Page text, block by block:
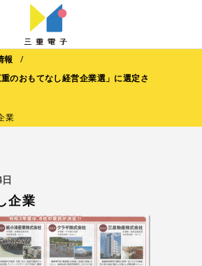
報
/
のおもてなし経営企業選」に選定さ
業
企業